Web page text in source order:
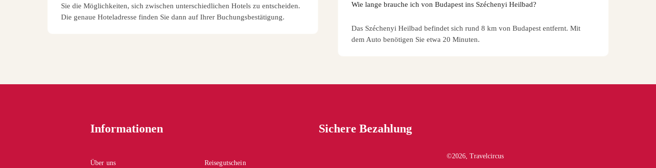
Sie die Möglichkeiten, sich zwischen unterschiedlichen Hotels zu entscheiden.
Die genaue Hoteladresse finden Sie dann auf Ihrer Buchungsbestätigung.
Wie lange brauche ich von Budapest ins Széchenyi Heilbad?
Das Széchenyi Heilbad befindet sich rund 8 km von Budapest entfernt. Mit
dem Auto benötigen Sie etwa 20 Minuten.
Informationen
Über uns Reisegutschein
Sichere Bezahlung
©2026, Travelcircus